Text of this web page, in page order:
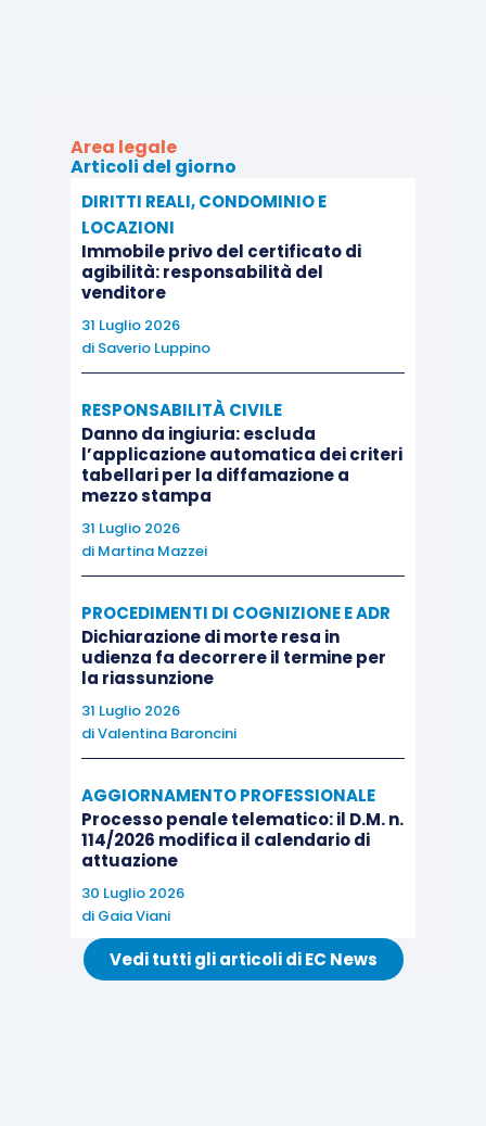
Area legale
Articoli del giorno
DIRITTI REALI, CONDOMINIO E
LOCAZIONI
Immobile privo del certificato di
agibilità: responsabilità del
venditore
31 Luglio 2026
di Saverio Luppino
RESPONSABILITÀ CIVILE
Danno da ingiuria: escluda
l’applicazione automatica dei criteri
tabellari per la diffamazione a
mezzo stampa
31 Luglio 2026
di Martina Mazzei
PROCEDIMENTI DI COGNIZIONE E ADR
Dichiarazione di morte resa in
udienza fa decorrere il termine per
la riassunzione
31 Luglio 2026
diValentina Baroncini
AGGIORNAMENTO PROFESSIONALE
Processo penale telematico: il D.M. n.
114/2026 modifica il calendario di
attuazione
30 Luglio 2026
di Gaia Viani
Vedi tutti gli articoli di EC News